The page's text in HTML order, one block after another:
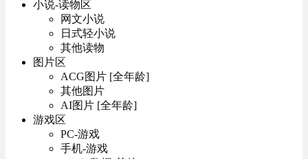
小说-读物区
网文小说
日式轻小说
其他读物
图片区
ACG图片 [全年龄]
其他图片
AI图片 [全年龄]
游戏区
PC-游戏
手机-游戏